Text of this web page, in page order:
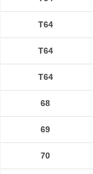
T64
T64
T64
68
69
70